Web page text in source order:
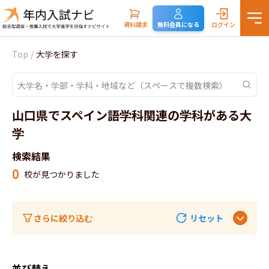
資料請求 無料会員になる ログイン
Top / 大学を探す
山口県でスペイン語学科関連の学科がある大
学
検索結果
0 校が見つかりました
さらに絞り込む リセット